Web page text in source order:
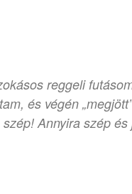
reggeli
és végén
Annyira szép